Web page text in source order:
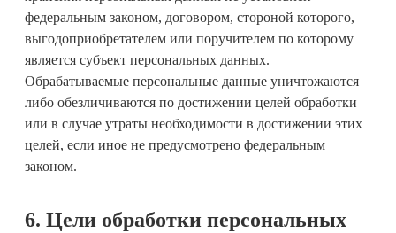
федеральным законом, договором, стороной которого,
выгодоприобретателем или поручителем по которому
является субъект персональных данных.
Обрабатываемые персональные данные уничтожаются
либо обезличиваются по достижении целей обработки
или в случае утраты необходимости в достижении этих
целей, если иное не предусмотрено федеральным
законом.
6. Цели обработки персональных